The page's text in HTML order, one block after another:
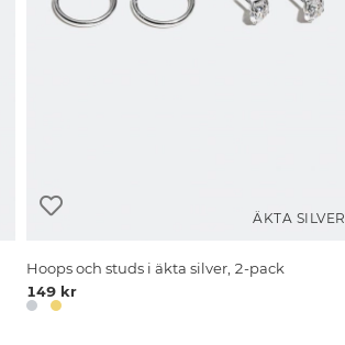
ÄKTA SILVER
Hoops och studs i äkta silver, 2-pack
149 kr